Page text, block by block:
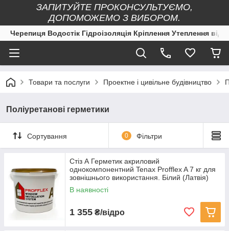
ЗАПИТУЙТЕ ПРОКОНСУЛЬТУЄМО,
ДОПОМОЖЕМО З ВИБОРОМ.
Черепиця Водостік Гідроізоляція Кріплення Утеплення
Товари та послуги Проектне і цивільне будівництво
Поліуретанові герметики
Сортування 0 Фільтри
Стіз А Герметик акриловий
однокомпонентний Tenax Profflex A 7 кг для
зовнішнього використання. Білий (Латвія)
В наявності
1 355 ₴/відро